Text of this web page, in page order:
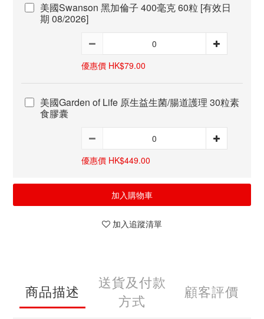
美國Swanson 黑加倫子 400毫克 60粒 [有效日
期 08/2026]
優惠價 HK$79.00
美國Garden of Life 原生益生菌/腸道護理 30粒素
食膠囊
優惠價 HK$449.00
加入購物車
加入追蹤清單
商品描述
送貨及付款
方式
顧客評價